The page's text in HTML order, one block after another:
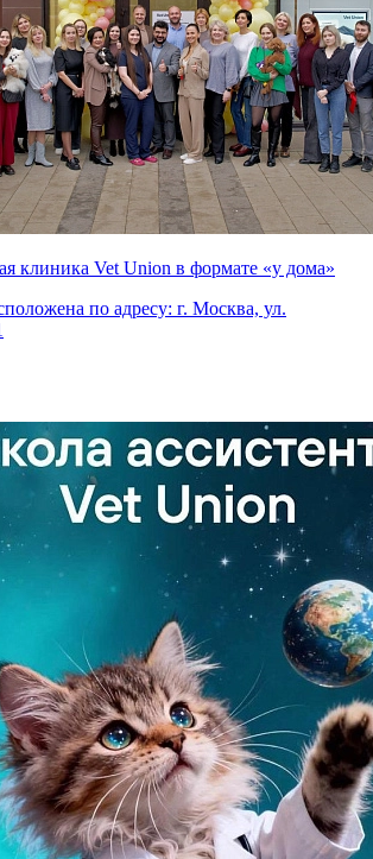
клиника Vet Union в формате «у дома»
по адресу: г. Москва, ул.